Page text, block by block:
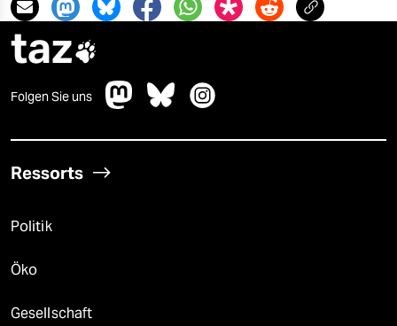
taz
Folgen Sie uns
Ressorts
Politik
Öko
Gesellschaft